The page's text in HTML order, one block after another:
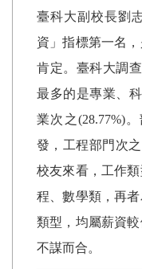
臺科大副校長劉
資」指標第一名
肯定。臺科大調
最多的是專業、
業次之(28.77%)。
發，工程部門次之
校友來看，工作
程、數學類，再
類型，均屬薪資
不謀而合。